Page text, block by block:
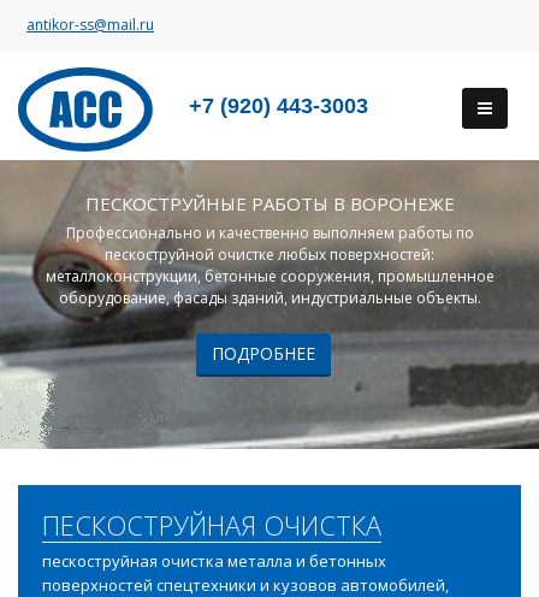
antikor-ss@mail.ru
+7 (920) 443-3003
ПЕСКОСТРУЙНЫЕ РАБОТЫ В ВОРОНЕЖЕ
Профессионально и качественно выполняем работы по
пескоструйной очистке любых поверхностей:
металлоконструкции, бетонные сооружения, промышленное
оборудование, фасады зданий, индустриальные объекты.
ПОДРОБНЕЕ
ПЕСКОСТРУЙНАЯ ОЧИСТКА
пескоструйная очистка металла и бетонных
поверхностей спецтехники и кузовов автомобилей,